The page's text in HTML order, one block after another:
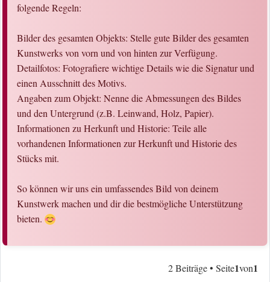
folgende Regeln:
Bilder des gesamten Objekts: Stelle gute Bilder des gesamten
Kunstwerks von vorn und von hinten zur Verfügung.
Detailfotos: Fotografiere wichtige Details wie die Signatur und
einen Ausschnitt des Motivs.
Angaben zum Objekt: Nenne die Abmessungen des Bildes
und den Untergrund (z.B. Leinwand, Holz, Papier).
Informationen zu Herkunft und Historie: Teile alle
vorhandenen Informationen zur Herkunft und Historie des
Stücks mit.
So können wir uns ein umfassendes Bild von deinem
Kunstwerk machen und dir die bestmögliche Unterstützung
bieten.
2 Beiträge • Seite1von1